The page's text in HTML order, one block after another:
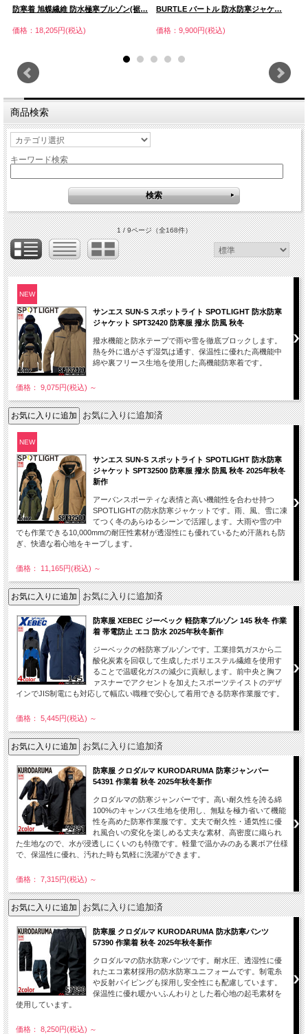
防寒着 旭蝶繊維 防水極寒ブルゾン(裾…
価格：18,205円(税込)
BURTLE バートル 防水防寒ジャケ…
価格：9,900円(税込)
商品検索
キーワード検索
1 / 9ページ（全168件）
NEW
サンエス SUN-S スポットライト SPOTLIGHT 防水防寒
ジャケット SPT32420 防寒服 撥水 防風 秋冬
撥水機能と防水テープで雨や雪を徹底ブロックします。
熱を外に逃がさず湿気は通す、保温性に優れた高機能中
綿や裏フリース生地を使用した高機能防寒着です。
価格： 9,075円(税込) ～
お気に入りに追加済
NEW
サンエス SUN-S スポットライト SPOTLIGHT 防水防寒
ジャケット SPT32500 防寒服 撥水 防風 秋冬 2025年秋冬
新作
アーバンスポーティな表情と高い機能性を合わせ持つ
SPOTLIGHTの防水防寒ジャケットです。雨、風、雪に凍
てつく冬のあらゆるシーンで活躍します。大雨や雪の中
でも作業できる10,000mmの耐圧性素材が透湿性にも優れているため汗蒸れも防
ぎ、快適な着心地をキープします。
価格： 11,165円(税込) ～
お気に入りに追加済
防寒服 XEBEC ジーベック 軽防寒ブルゾン 145 秋冬 作業
着 帯電防止 エコ 防水 2025年秋冬新作
ジーベックの軽防寒ブルゾンです。工業排気ガスから二
酸化炭素を回収して生成したポリエステル繊維を使用す
ることで温暖化ガスの減少に貢献します。前中央と胸フ
ァスナーでアクセントを加えたスポーツテイストのデザ
インでJIS制電にも対応して幅広い職種で安心して着用できる防寒作業服です。
価格： 5,445円(税込) ～
お気に入りに追加済
防寒服 クロダルマ KURODARUMA 防寒ジャンパー
54391 作業着 秋冬 2025年秋冬新作
クロダルマの防寒ジャンパーです。高い耐久性を誇る綿
100%のキャンバス生地を使用し、無駄を極力省いて機能
性を高めた防寒作業服です。丈夫で耐久性・通気性に優
れ風合いの変化を楽しめる丈夫な素材、高密度に織られ
た生地なので、水が浸透しにくいのも特徴です。軽量で温かみのある裏ボア仕様
で、保温性に優れ、汚れた時も気軽に洗濯ができます。
価格： 7,315円(税込) ～
お気に入りに追加済
防寒服 クロダルマ KURODARUMA 防水防寒パンツ
57390 作業着 秋冬 2025年秋冬新作
クロダルマの防水防寒パンツです。耐水圧、透湿性に優
れたエコ素材採用の防水防寒ユニフォームです。制電糸
や反射パイピングも採用し安全性にも配慮しています。
保温性に優れ暖かいふんわりとした着心地の起毛素材を
使用しています。
価格： 8,250円(税込) ～